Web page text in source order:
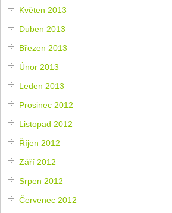
Květen 2013
Duben 2013
Březen 2013
Únor 2013
Leden 2013
Prosinec 2012
Listopad 2012
Říjen 2012
Září 2012
Srpen 2012
Červenec 2012